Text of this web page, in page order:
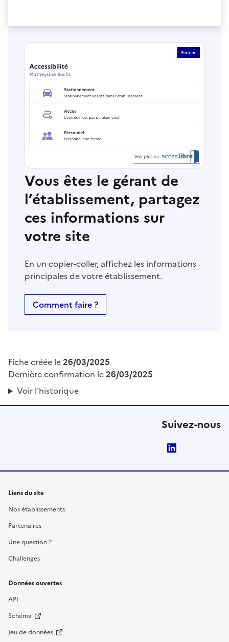
Vous êtes le gérant de
l’établissement, partagez
ces informations sur
votre site
En un copier-coller, affichez les informations
principales de votre établissement.
Comment faire ?
Fiche créée le26/03/2025
Dernière confirmation le26/03/2025
Voir l'historique
Suivez-nous
Liens du site
Nos établissements
Partenaires
Une question ?
Challenges
Données ouvertes
API
Schéma
Jeu de données